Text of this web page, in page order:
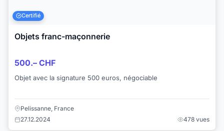
Certifié
Objets franc-maçonnerie
500.– CHF
Objet avec la signature 500 euros, négociable
Pelissanne, France
27.12.2024
478 vues